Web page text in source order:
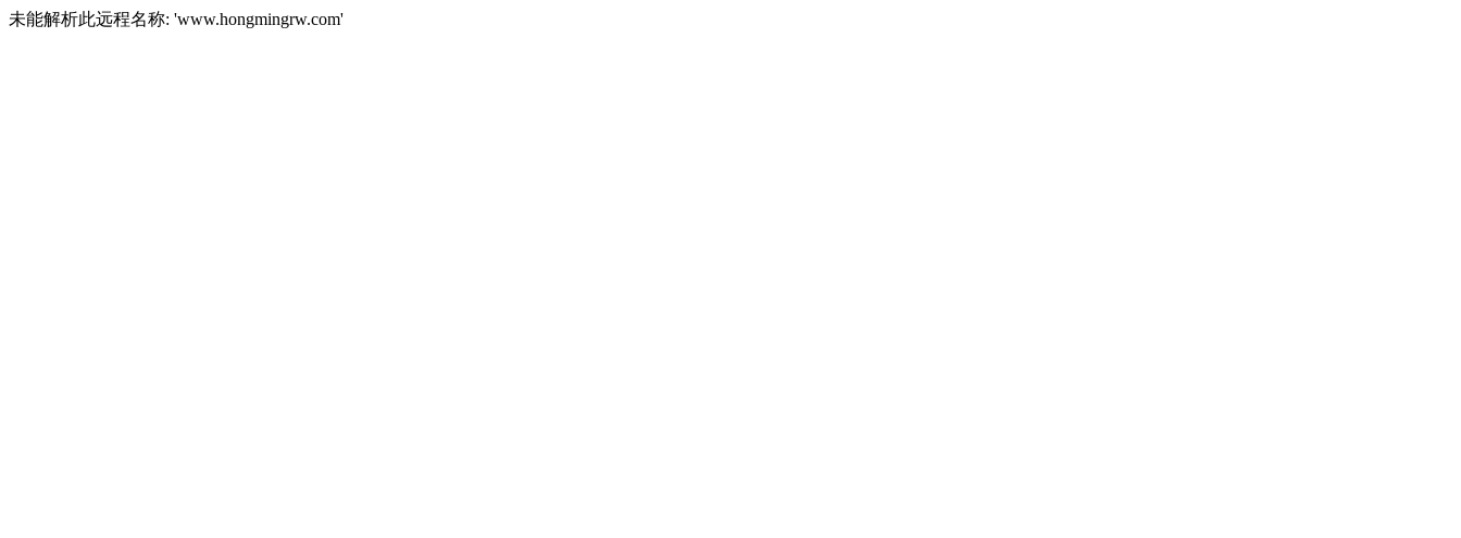
未能解析此远程名称: 'www.hongmingrw.com'